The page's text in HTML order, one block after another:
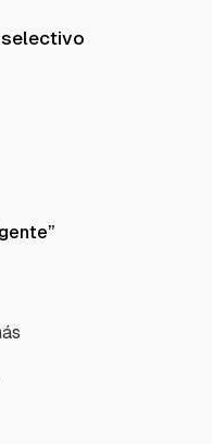
selectivo